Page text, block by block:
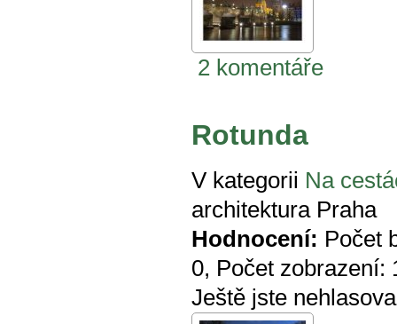
2 komentáře
Rotunda
V kategorii Na
architektura Praha
Hodnocení: Počet
0, Počet zobrazení:
Ještě jste